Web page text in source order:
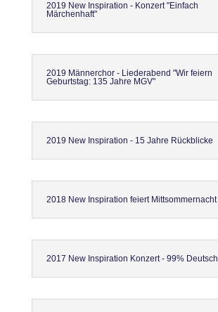
2019 New Inspiration - Konzert "Einfach
Märchenhaft"
2019 Männerchor - Liederabend "Wir feiern
Geburtstag: 135 Jahre MGV"
2019 New Inspiration - 15 Jahre Rückblicke
2018 New Inspiration feiert Mittsommernacht
2017 New Inspiration Konzert - 99% Deutsch